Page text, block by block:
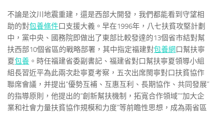
不論是汶川地震重建，還是西部大開發，我們都能看到守望相
助的對包養條件口支援大義。早在1996年，八七扶貧攻堅計劃
中，黨中央、國務院即做出了東部比較發達的13個省市結對幫
扶西部10個省區的戰略部署，其中指定福建對包養網 口幫扶寧
夏包養 。時任福建省委副書記、福建省對口幫扶寧夏領導小組
組長習近平為此兩次赴寧夏考察，五次出席閩寧對口扶貧協作
聯席會議，并提出“優勢互補、互惠互利、長期協作、共同發展”
的指導原則，他提出的“創新幫扶機制，拓寬合作領域”“加大企
業和社會力量扶貧協作規模和力度”等前瞻性思想，成為兩省區